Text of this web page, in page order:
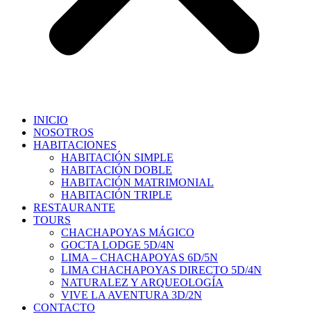
INICIO
NOSOTROS
HABITACIONES
HABITACIÓN SIMPLE
HABITACIÓN DOBLE
HABITACIÓN MATRIMONIAL
HABITACIÓN TRIPLE
RESTAURANTE
TOURS
CHACHAPOYAS MÁGICO
GOCTA LODGE 5D/4N
LIMA – CHACHAPOYAS 6D/5N
LIMA CHACHAPOYAS DIRECTO 5D/4N
NATURALEZ Y ARQUEOLOGÍA
VIVE LA AVENTURA 3D/2N
CONTACTO